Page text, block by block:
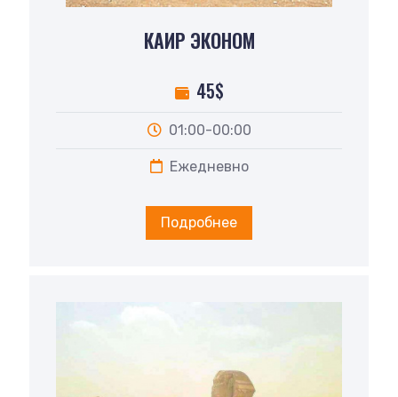
КАИР ЭКОНОМ
45$
01:00-00:00
Ежедневно
Подробнее